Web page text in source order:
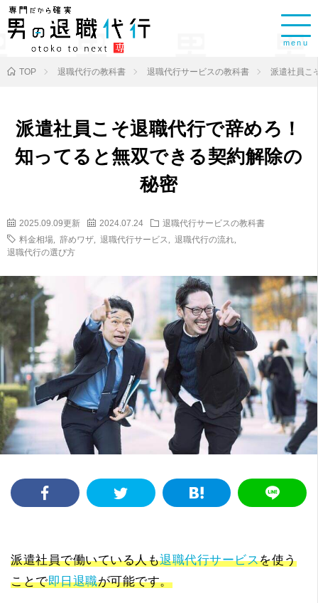
menu
TOP 退職代行の教科書 退職代行サービスの教科書 派遣社員こ
派遣社員こそ退職代行で辞めろ！
知ってると無双できる契約解除の
秘密
2025.09.09更新 2024.07.24
退職代行サービスの教科書
料金相場
辞めワザ 退職代行サービス 退職代行の流れ
退職代行の選び方
派遣社員で働いている人も退職代行サービスを使う
ことで即日退職が可能です。